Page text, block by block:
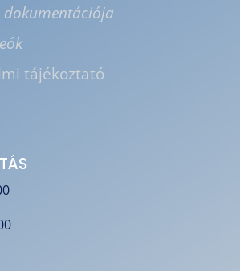
dokumentációja
tájékoztató